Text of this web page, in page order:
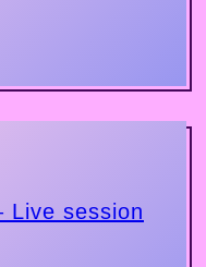
Live session